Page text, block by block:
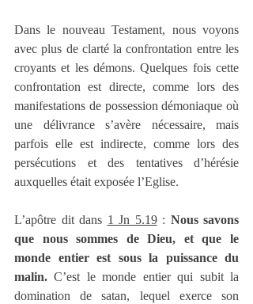
Dans le nouveau Testament, nous voyons
avec plus de clarté la confrontation entre les
croyants et les démons. Quelques fois cette
confrontation est directe, comme lors des
manifestations de possession démoniaque où
une délivrance s’avère nécessaire, mais
parfois elle est indirecte, comme lors des
persécutions et des tentatives d’hérésie
auxquelles était exposée l’Eglise.
L’apôtre dit dans 1 Jn 5.19 : Nous savons
que nous sommes de Dieu, et que le
monde entier est sous la puissance du
malin. C’est le monde entier qui subit la
domination de satan, lequel exerce son